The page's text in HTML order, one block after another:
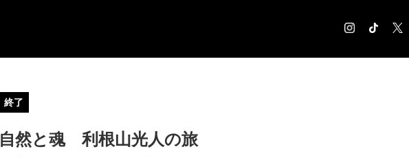
EXHIBITION
終了
自然と魂 利根山光人の旅